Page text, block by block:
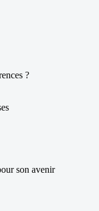
?
son avenir